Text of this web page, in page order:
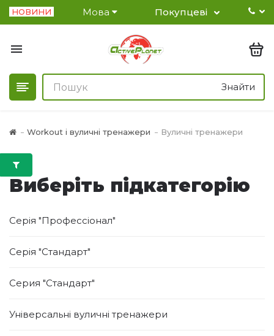
НОВИНИ Мова Покупцеві
Знайти
Workout і вуличні тренажери Вуличні тренажери
Виберіть підкатегорію
Серія "Профессіонал"
Серія "Стандарт"
Серия "Стандарт"
Універсальні вуличні тренажери